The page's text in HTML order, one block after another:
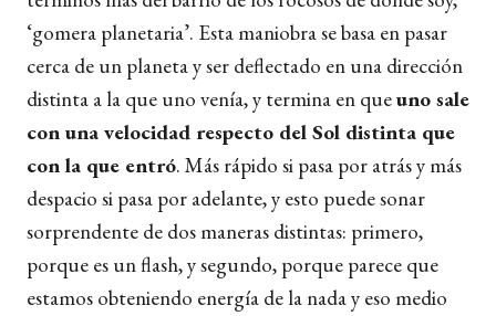
‘gomera planetaria’. Esta maniobra se basa en pasar
cerca de un planeta y ser deflectado en una dirección
distinta a la que uno venía, y termina en queuno sale
con una velocidad respecto del Sol distinta que
con la que entró. Más rápido si pasa por atrás y más
despacio si pasa por adelante, y esto puede sonar
sorprendente de dos maneras distintas: primero,
porque es un flash, y segundo, porque parece que
estamos obteniendo energía de la nada y eso medio